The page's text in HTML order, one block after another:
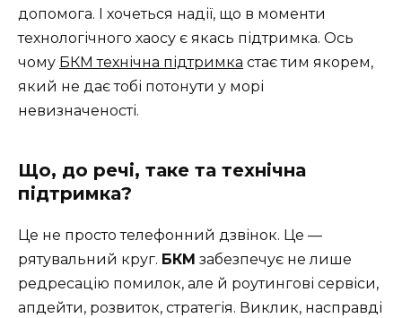
допомога. І хочеться надії, що в моменти
технологічного хаосу є якась підтримка. Ось
чому БКМ технічна підтримка стає тим якорем,
який не дає тобі потонути у морі
невизначеності.
Що, до речі, таке та технічна
підтримка?
Це не просто телефонний дзвінок. Це —
рятувальний круг. БКМ забезпечує не лише
редресацію помилок, але й роутингові сервіси,
апдейти, розвиток, стратегія. Виклик, насправді